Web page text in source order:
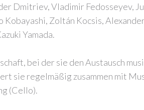
Dmitriev, Vladimir Fedosseyev,
Zoltán Kocsis,
Yamada.
bei der sie den Austausch
sie regelmäßig zusammen mit
(Cello).